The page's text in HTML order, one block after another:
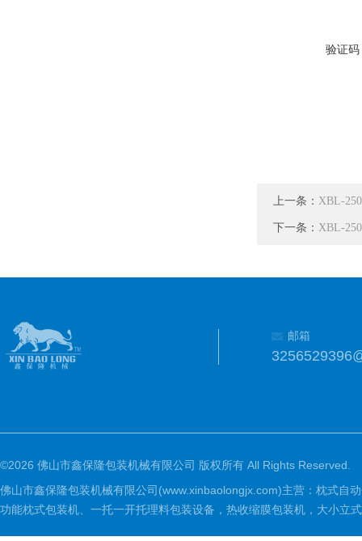
验证码
上一条： XBL-
下一条： XBL-
邮箱
©2026 佛山市鑫保隆包装机械有限公司 版权所有 All Rights Reserved.
佛山市鑫保隆包装机械有限公司(www.xinbaolongjx.com)主营：枕式自
功能枕式包装机、一托一开托理料包装设备，热收缩膜包装机，大小立